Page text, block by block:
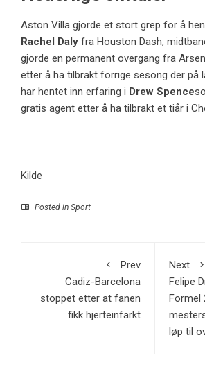
Aston Villa gjorde et stort grep for å
Rachel Daly fra Houston Dash,
gjorde en permanent overgang fra
etter å ha tilbrakt forrige sesong der på
har hentet inn erfaring i Drew Spence
gratis agent etter å ha tilbrakt et tiår i
Kilde
Posted in Sport
Prev
Cadiz-Barcelona
stoppet etter at fanen
fikk hjerteinfarkt
Next
Felipe
Formel
løp til